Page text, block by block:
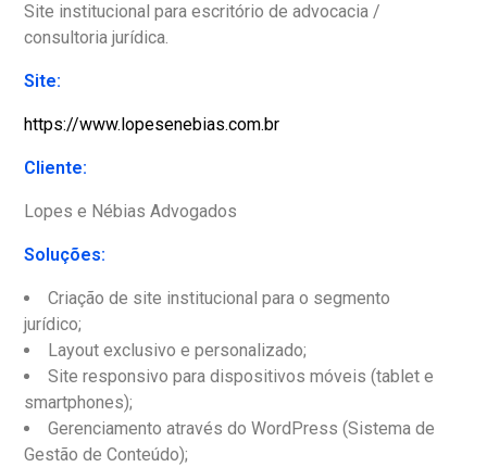
Site institucional para escritório de advocacia /
consultoria jurídica.
Site:
https://www.lopesenebias.com.br
Cliente:
Lopes e Nébias Advogados
Soluções:
Criação de site institucional para o segmento
jurídico;
Layout exclusivo e personalizado;
Site responsivo para dispositivos móveis (tablet e
smartphones);
Gerenciamento através do WordPress (Sistema de
Gestão de Conteúdo);